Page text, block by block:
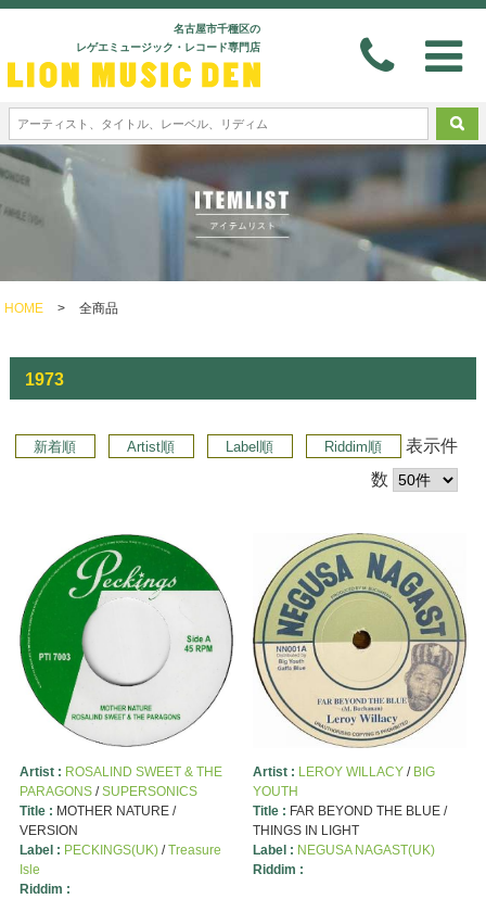
名古屋市千種区の
レゲエミュージック・レコード専門店
HOME > 全商品
1973
新着順 Artist順 Label順 Riddim順
表示件
数
Artist : ROSALIND SWEET & THE
PARAGONS/SUPERSONICS
Title : MOTHER NATURE /
VERSION
Label : PECKINGS(UK)/Treasure
Isle
Riddim :
Artist : LEROY WILLACY/ BIG
YOUTH
Title : FAR BEYOND THE BLUE /
THINGS IN LIGHT
Label : NEGUSA NAGAST(UK)
Riddim :